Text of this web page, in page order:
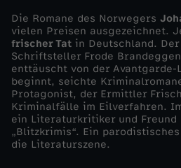
t
Die Romane des Norwegers
vielen Preisen ausgezeichnet.
frischer Tat in Deutschland.
Schriftsteller Frode
enttäuscht von der
beginnt, seichte
Protagonist, der Ermittler
Kriminalfälle im Eilverfahren.
ein Literaturkritiker und Freund
„Blitzkrimis“. Ein
die Literaturszene.